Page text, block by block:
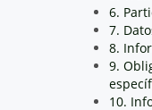
6.
7.
8.
9.
10.